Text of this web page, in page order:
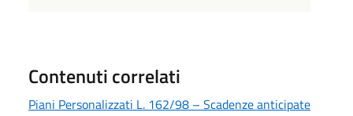
Contenuti correlati
Piani Personalizzati L. 162/98 – Scadenze anticipate